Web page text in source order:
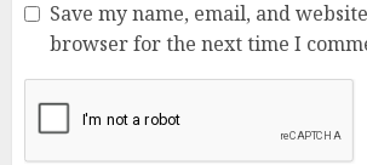
Save my name, email, and
browser for the next time I